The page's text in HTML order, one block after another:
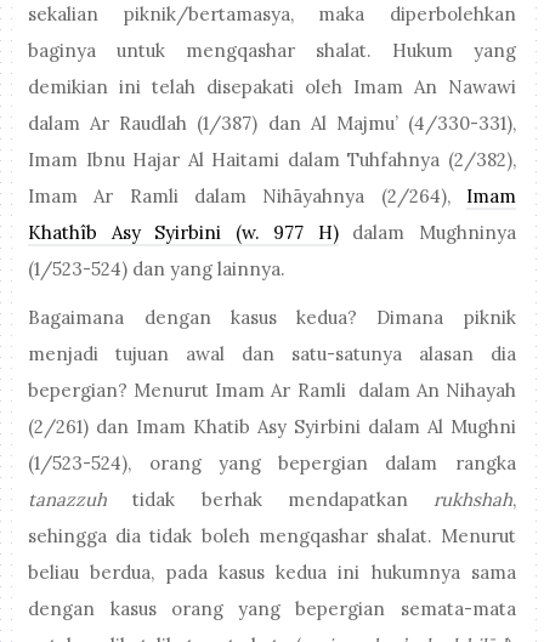
sekalian piknik/bertamasya, maka diperbolehkan
baginya untuk mengqashar shalat. Hukum yang
demikian ini telah disepakati oleh Imam An Nawawi
dalam Ar Raudlah (1/387) dan Al Majmu’ (4/330-331),
Imam Ibnu Hajar Al Haitami dalam Tuhfahnya (2/382),
Imam Ar Ramli dalam Nihāyahnya (2/264), Imam
Khathîb Asy Syirbini (w. 977 H)dalam Mughninya
(1/523-524) dan yang lainnya.
Bagaimana dengan kasus kedua? Dimana piknik
menjadi tujuan awal dan satu-satunya alasan dia
bepergian? Menurut Imam Ar Ramli dalam An Nihayah
(2/261) dan Imam Khatib Asy Syirbini dalam Al Mughni
(1/523-524), orang yang bepergian dalam rangka
tanazzuh tidak berhak mendapatkan rukhshah,
sehingga dia tidak boleh mengqashar shalat. Menurut
beliau berdua, pada kasus kedua ini hukumnya sama
dengan kasus orang yang bepergian semata-mata